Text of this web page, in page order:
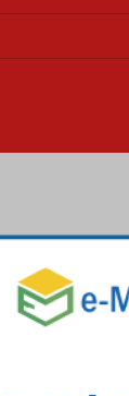
Mackenzie
solidária
Minas Gerais